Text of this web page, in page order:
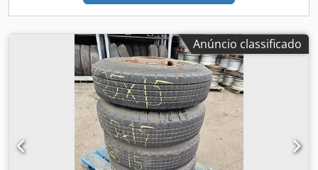
Anúncio classificado